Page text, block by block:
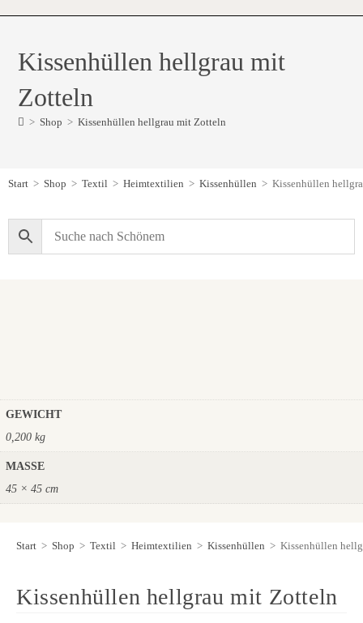
Kissenhüllen hellgrau mit
Zotteln
> Shop > Kissenhüllen hellgrau mit Zotteln
Start > Shop > Textil > Heimtextilien > Kissenhüllen > Kissenhüllen
GEWICHT
0,200 kg
MASSE
45 × 45 cm
Start > Shop > Textil > Heimtextilien > Kissenhüllen > Kissenhüllen
Kissenhüllen hellgrau mit Zotteln